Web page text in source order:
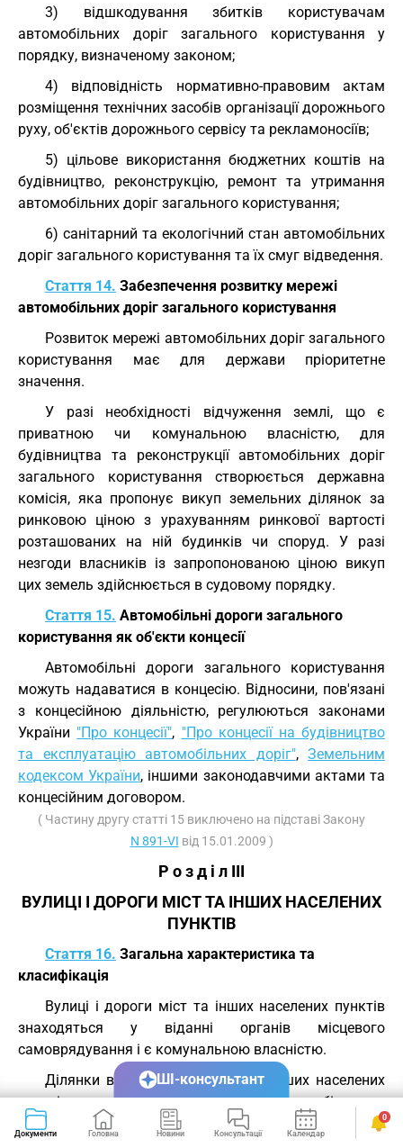
3) відшкодування збитків користувачам
автомобільних доріг загального користування у
порядку, визначеному законом;
4) відповідність нормативно-правовим актам
розміщення технічних засобів організації дорожнього
руху, об'єктів дорожнього сервісу та рекламоносіїв;
5) цільове використання бюджетних коштів на
будівництво, реконструкцію, ремонт та утримання
автомобільних доріг загального користування;
6) санітарний та екологічний стан автомобільних
доріг загального користування та їх смуг відведення.
Стаття 14. Забезпечення розвитку мережі
автомобільних доріг загального користування
Розвиток мережі автомобільних доріг загального
користування має для держави пріоритетне
значення.
У разі необхідності відчуження землі, що є
приватною чи комунальною власністю, для
будівництва та реконструкції автомобільних доріг
загального користування створюється державна
комісія, яка пропонує викуп земельних ділянок за
ринковою ціною з урахуванням ринкової вартості
розташованих на ній будинків чи споруд. У разі
незгоди власників із запропонованою ціною викуп
цих земель здійснюється в судовому порядку.
Стаття 15. Автомобільні дороги загального
користування як об'єкти концесії
Автомобільні дороги загального користування
можуть надаватися в концесію. Відносини, пов'язані
з концесійною діяльністю, регулюються законами
України "Про концесії", "Про концесії на будівництво
та експлуатацію автомобільних доріг", Земельним
кодексом України, іншими законодавчими актами та
концесійним договором.
( Частину другу статті 15 виключено на підставі Закону
N 891-VI від 15.01.2009 )
Р о з д і л III
ВУЛИЦІ І ДОРОГИ МІСТ ТА ІНШИХ НАСЕЛЕНИХ
ПУНКТІВ
Стаття 16. Загальна характеристика та
класифікація
Вулиці і дороги міст та інших населених пунктів
знаходяться у віданні органів місцевого
самоврядування і є комунальною власністю.
Ділянки вулиць і доріг міст та інших населених
пунктів, що суміщаються з автомобільними
дорогами державного значення, належать до Єдиної
Документи Головна Новини Консультації Календар Сервіси
0
ШІ-консультант